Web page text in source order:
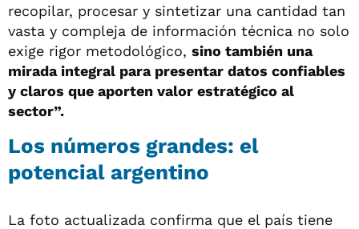
recopilar, procesar y sintetizar una cantidad tan
vasta y compleja de información técnica no solo
exige rigor metodológico, sino también una
mirada integral para presentar datos confiables
y claros que aporten valor estratégico al
sector”.
Los números grandes: el
potencial argentino
La foto actualizada confirma que el país tiene